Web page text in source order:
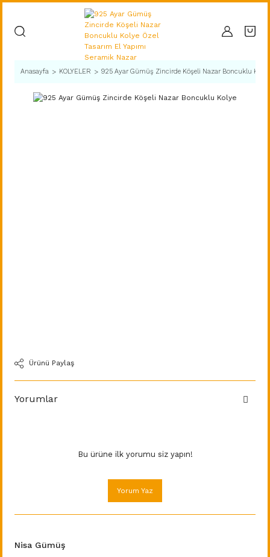
Anasayfa KOLYELER 925 Ayar Gümüş Zincirde Köşeli Nazar Boncuklu Kolye
Ürünü Paylaş
Yorumlar
Bu ürüne ilk yorumu siz yapın!
Yorum Yaz
Nisa Gümüş